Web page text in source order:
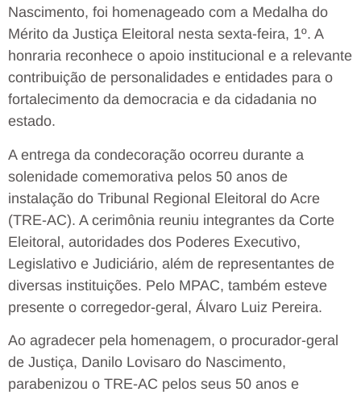
Nascimento, foi homenageado com a Medalha do
Mérito da Justiça Eleitoral nesta sexta-feira, 1º. A
honraria reconhece o apoio institucional e a relevante
contribuição de personalidades e entidades para o
fortalecimento da democracia e da cidadania no
estado.
A entrega da condecoração ocorreu durante a
solenidade comemorativa pelos 50 anos de
instalação do Tribunal Regional Eleitoral do Acre
(TRE-AC). A cerimônia reuniu integrantes da Corte
Eleitoral, autoridades dos Poderes Executivo,
Legislativo e Judiciário, além de representantes de
diversas instituições. Pelo MPAC, também esteve
presente o corregedor-geral, Álvaro Luiz Pereira.
Ao agradecer pela homenagem, o procurador-geral
de Justiça, Danilo Lovisaro do Nascimento,
parabenizou o TRE-AC pelos seus 50 anos e